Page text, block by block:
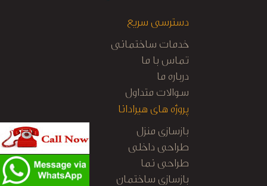
دسترسی سریع
خدمات ساختمانی
تماس با ما
درباره ما
سوالات متداول
پروژه های هیرادانا
بازسازی منزل
طراحی داخلی
طراحی نما
بازسازی ساختمان